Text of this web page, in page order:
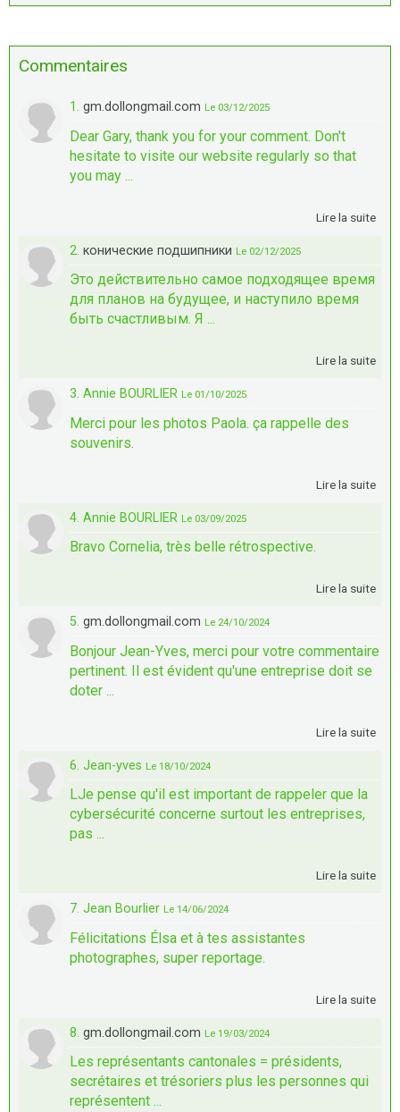
Commentaires
1. gm.dollongmail.com Le 03/12/2025
Dear Gary, thank you for your comment. Don't
hesitate to visite our website regularly so that
you may ...
Lire la suite
2. конические подшипники Le 02/12/2025
Это действительно самое подходящее время
для планов на будущее, и наступило время
быть счастливым. Я ...
Lire la suite
3. Annie BOURLIER Le 01/10/2025
Merci pour les photos Paola. ça rappelle des
souvenirs.
Lire la suite
4. Annie BOURLIER Le 03/09/2025
Bravo Cornelia, très belle rétrospective.
Lire la suite
5. gm.dollongmail.com Le 24/10/2024
Bonjour Jean-Yves, merci pour votre commentaire
pertinent. Il est évident qu'une entreprise doit se
doter ...
Lire la suite
6. Jean-yves Le 18/10/2024
LJe pense qu'il est important de rappeler que la
cybersécurité concerne surtout les entreprises,
pas ...
Lire la suite
7. Jean Bourlier Le 14/06/2024
Félicitations Élsa et à tes assistantes
photographes, super reportage.
Lire la suite
8. gm.dollongmail.com Le 19/03/2024
Les représentants cantonales = présidents,
secrétaires et trésoriers plus les personnes qui
représentent ...